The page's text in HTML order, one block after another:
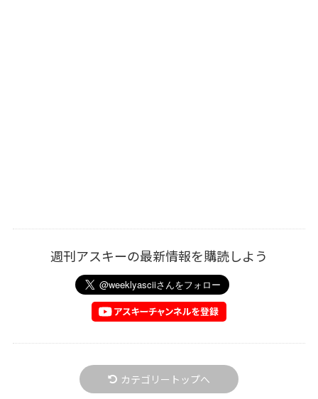
週刊アスキーの最新情報を購読しよう
カテゴリートップへ